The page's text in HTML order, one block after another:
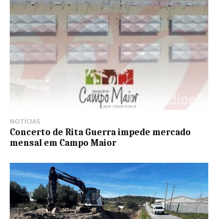
NOTÍCIAS
Concerto de Rita Guerra impede mercado
mensal em Campo Maior